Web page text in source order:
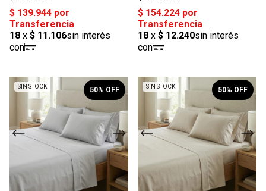
/10
SIN STOCK 50% OFF /10
SIN STOCK 50% OFF